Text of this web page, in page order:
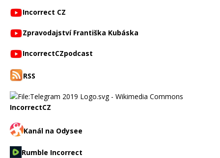
Incorrect CZ
Zpravodajství Františka Kubáska
IncorrectCZpodcast
RSS
IncorrectCZ
Kanál na Odysee
Rumble Incorrect